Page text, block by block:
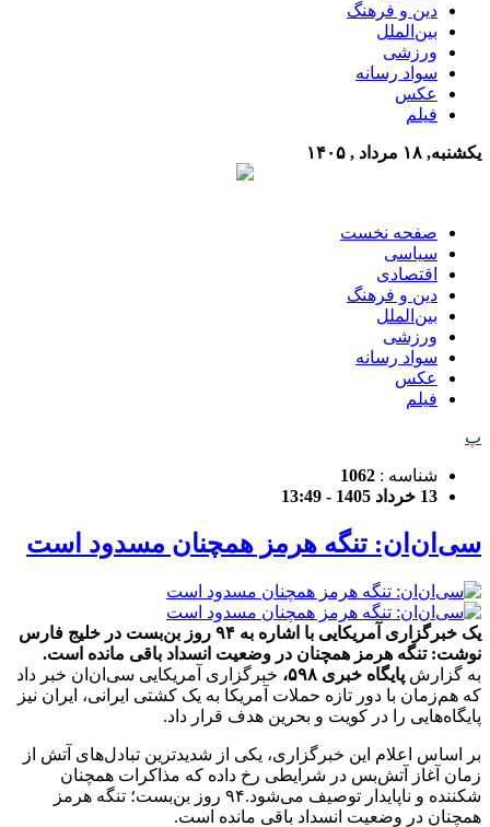
دین و فرهنگ
بین‌الملل
ورزشی
سواد رسانه
عکس
فیلم
یکشنبه, ۱۸ مرداد , ۱۴۰۵
صفحه نخست
سیاسی
اقتصادی
دین و فرهنگ
بین‌الملل
ورزشی
سواد رسانه
عکس
فیلم
پ
شناسه : 1062
13 خرداد 1405 - 13:49
سی‌ان‌ان: تنگه هرمز همچنان مسدود است
یک خبرگزاری آمریکایی با اشاره به ۹۴ روز بن‌بست در خلیج فارس
نوشت: تنگه هرمز همچنان در وضعیت انسداد باقی مانده است.
به گزارش پایگاه خبری ۵۹۸،
خبرگزاری آمریکایی سی‌ان‌ان خبر داد
که هم‌زمان با دور تازه حملات آمریکا به یک کشتی ایرانی، ایران نیز
پایگاه‌هایی را در کویت و بحرین هدف قرار داد.
بر اساس اعلام این خبرگزاری، یکی از شدیدترین تبادل‌های آتش از
زمان آغاز آتش‌بس در شرایطی رخ داده که مذاکرات همچنان
شکننده و ناپایدار توصیف می‌شود.۹۴ روز بن‌بست؛ تنگه هرمز
همچنان در وضعیت انسداد باقی مانده است.